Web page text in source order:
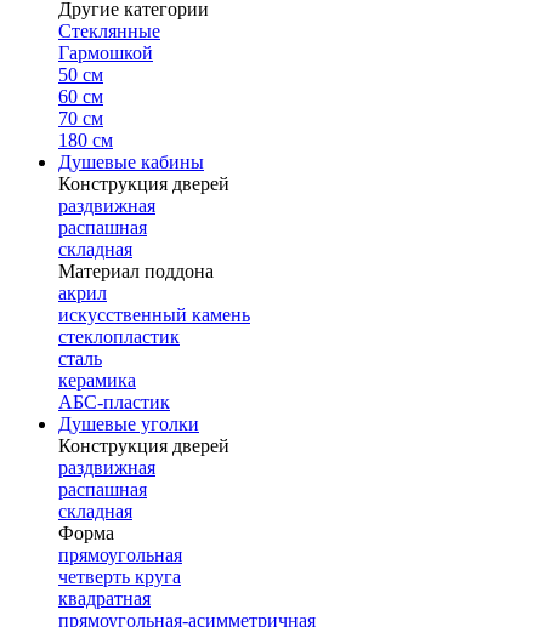
Другие категории
Стеклянные
Гармошкой
50 см
60 см
70 см
180 см
Душевые кабины
Конструкция дверей
раздвижная
распашная
складная
Материал поддона
акрил
искусственный камень
стеклопластик
сталь
керамика
АБС-пластик
Душевые уголки
Конструкция дверей
раздвижная
распашная
складная
Форма
прямоугольная
четверть круга
квадратная
прямоугольная-асимметричная